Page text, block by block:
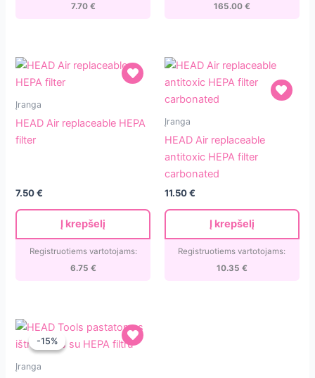
7.70 €
165.00 €
HEAD
Įranga
HEAD Air replaceable HEPA
filter
7.50€
Į krepšelį
Registruotiems vartotojams:
6.75 €
HEAD
filter
carbonated
Įranga
HEAD Air replaceable
antitoxic HEPA filter
carbonated
11.50€
Į krepšelį
Registruotiems vartotojams:
10.35 €
-15%
HEAD
-15%
Įranga